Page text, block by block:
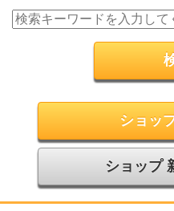
ショッ
ショップ